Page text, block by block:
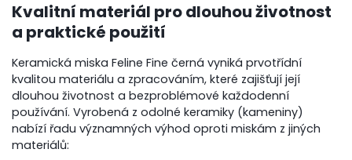
Kvalitní materiál pro dlouhou životnost
a praktické použití
Keramická miska Feline Fine černá vyniká prvotřídní
kvalitou materiálu a zpracováním, které zajišťují její
dlouhou životnost a bezproblémové každodenní
používání. Vyrobená z odolné keramiky (kameniny)
nabízí řadu významných výhod oproti miskám z jiných
materiálů: